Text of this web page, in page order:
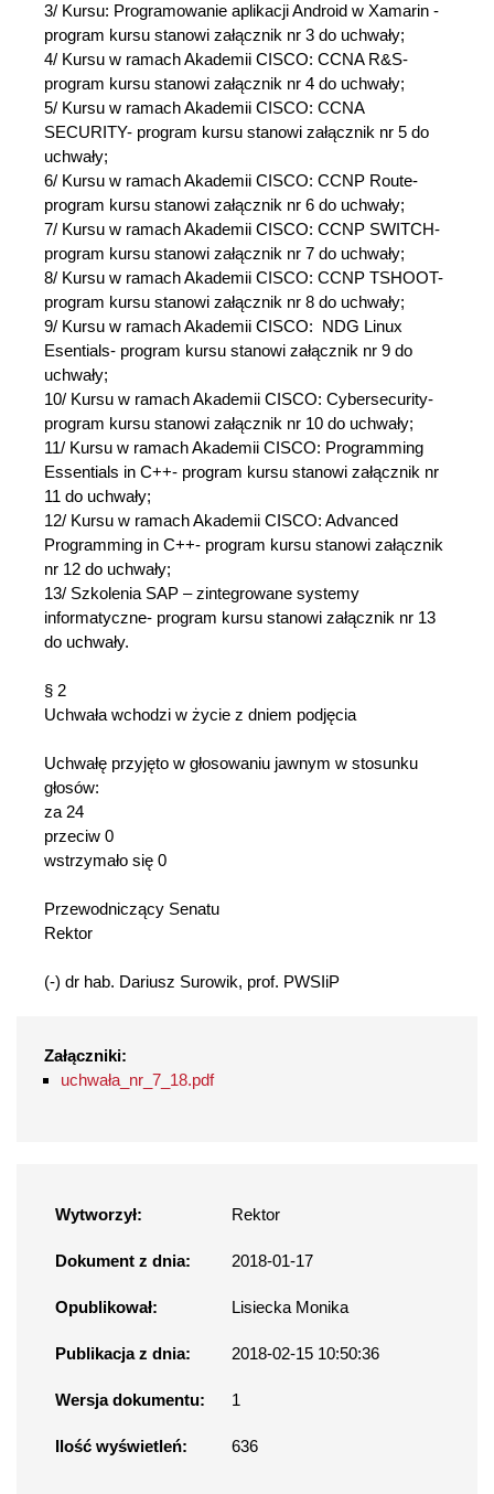
3/ Kursu: Programowanie aplikacji Android w Xamarin -
program kursu stanowi załącznik nr 3 do uchwały;
4/ Kursu w ramach Akademii CISCO: CCNA R&S-
program kursu stanowi załącznik nr 4 do uchwały;
5/ Kursu w ramach Akademii CISCO: CCNA
SECURITY- program kursu stanowi załącznik nr 5 do
uchwały;
6/ Kursu w ramach Akademii CISCO: CCNP Route-
program kursu stanowi załącznik nr 6 do uchwały;
7/ Kursu w ramach Akademii CISCO: CCNP SWITCH-
program kursu stanowi załącznik nr 7 do uchwały;
8/ Kursu w ramach Akademii CISCO: CCNP TSHOOT-
program kursu stanowi załącznik nr 8 do uchwały;
9/ Kursu w ramach Akademii CISCO: NDG Linux
Esentials- program kursu stanowi załącznik nr 9 do
uchwały;
10/ Kursu w ramach Akademii CISCO: Cybersecurity-
program kursu stanowi załącznik nr 10 do uchwały;
11/ Kursu w ramach Akademii CISCO: Programming
Essentials in C++- program kursu stanowi załącznik nr
11 do uchwały;
12/ Kursu w ramach Akademii CISCO: Advanced
Programming in C++- program kursu stanowi załącznik
nr 12 do uchwały;
13/ Szkolenia SAP – zintegrowane systemy
informatyczne- program kursu stanowi załącznik nr 13
do uchwały.
§ 2
Uchwała wchodzi w życie z dniem podjęcia
Uchwałę przyjęto w głosowaniu jawnym w stosunku
głosów:
za 24
przeciw 0
wstrzymało się 0
Przewodniczący Senatu
Rektor
(-) dr hab. Dariusz Surowik, prof. PWSIiP
Załączniki:
uchwała_nr_7_18.pdf
Wytworzył: Rektor
Dokument z dnia: 2018-01-17
Opublikował: Lisiecka Monika
Publikacja z dnia: 2018-02-15 10:50:36
Wersja dokumentu: 1
Ilość wyświetleń: 636